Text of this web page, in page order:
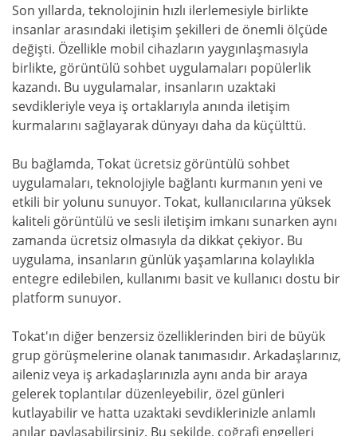
Son yıllarda, teknolojinin hızlı ilerlemesiyle birlikte
insanlar arasındaki iletişim şekilleri de önemli ölçüde
değişti. Özellikle mobil cihazların yaygınlaşmasıyla
birlikte, görüntülü sohbet uygulamaları popülerlik
kazandı. Bu uygulamalar, insanların uzaktaki
sevdikleriyle veya iş ortaklarıyla anında iletişim
kurmalarını sağlayarak dünyayı daha da küçülttü.
Bu bağlamda, Tokat ücretsiz görüntülü sohbet
uygulamaları, teknolojiyle bağlantı kurmanın yeni ve
etkili bir yolunu sunuyor. Tokat, kullanıcılarına yüksek
kaliteli görüntülü ve sesli iletişim imkanı sunarken aynı
zamanda ücretsiz olmasıyla da dikkat çekiyor. Bu
uygulama, insanların günlük yaşamlarına kolaylıkla
entegre edilebilen, kullanımı basit ve kullanıcı dostu bir
platform sunuyor.
Tokat'ın diğer benzersiz özelliklerinden biri de büyük
grup görüşmelerine olanak tanımasıdır. Arkadaşlarınız,
aileniz veya iş arkadaşlarınızla aynı anda bir araya
gelerek toplantılar düzenleyebilir, özel günleri
kutlayabilir ve hatta uzaktaki sevdiklerinizle anlamlı
anılar paylaşabilirsiniz. Bu şekilde, coğrafi engelleri